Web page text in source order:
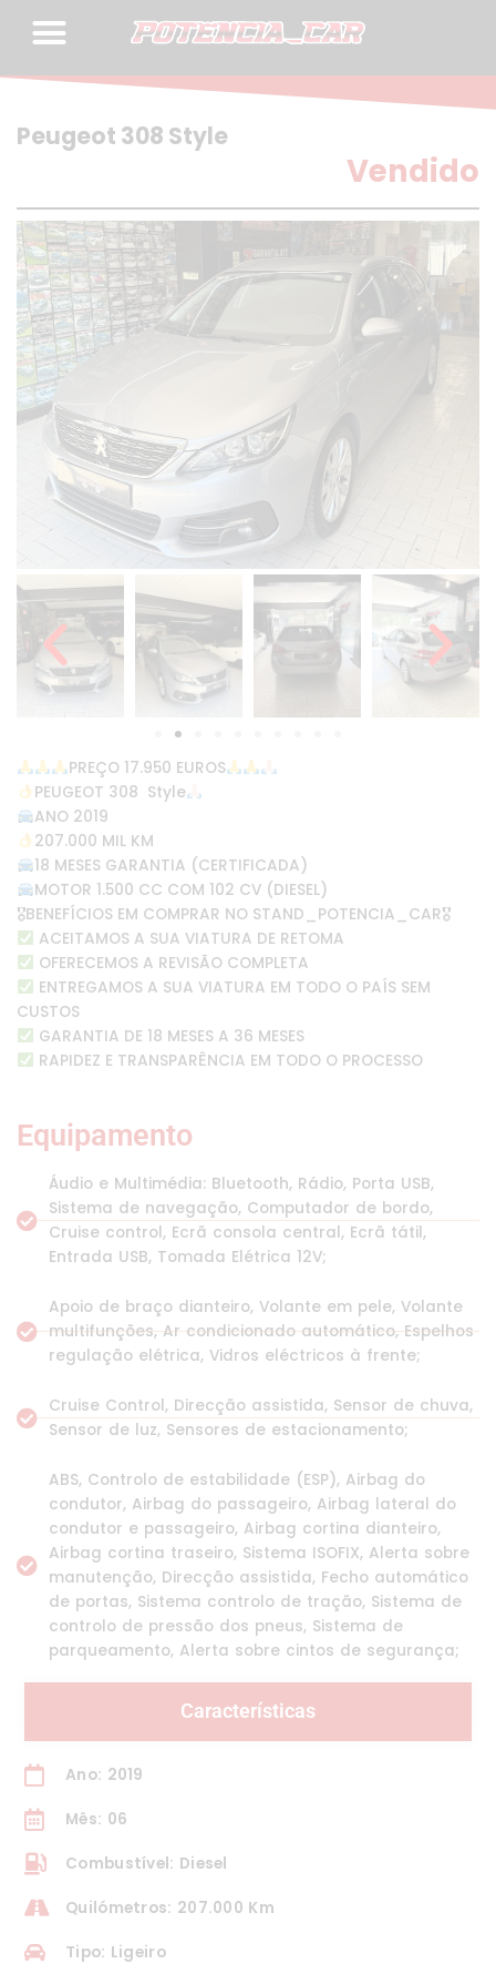
Peugeot 308 Style
Vendido
PREÇO 17.950 EUROS
PEUGEOT 308 Style
ANO 2019
207.000 MIL KM
18 MESES GARANTIA (CERTIFICADA)
MOTOR 1.500 CC COM 102 CV (DIESEL)
🎖BENEFÍCIOS EM COMPRAR NO STAND_POTENCIA_CAR🎖
ACEITAMOS A SUA VIATURA DE RETOMA
OFERECEMOS A REVISÃO COMPLETA
ENTREGAMOS A SUA VIATURA EM TODO O PAÍS SEM
CUSTOS
GARANTIA DE 18 MESES A 36 MESES
RAPIDEZ E TRANSPARÊNCIA EM TODO O PROCESSO
Equipamento
Áudio e Multimédia: Bluetooth, Rádio, Porta USB,
Sistema de navegação, Computador de bordo,
Cruise control, Ecrã consola central, Ecrã tátil,
Entrada USB, Tomada Elétrica 12V;
Apoio de braço dianteiro, Volante em pele, Volante
multifunções, Ar condicionado automático, Espelhos
regulação elétrica, Vidros eléctricos à frente;
Cruise Control, Direcção assistida, Sensor de chuva,
Sensor de luz, Sensores de estacionamento;
ABS, Controlo de estabilidade (ESP), Airbag do
condutor, Airbag do passageiro, Airbag lateral do
condutor e passageiro, Airbag cortina dianteiro,
Airbag cortina traseiro, Sistema ISOFIX, Alerta sobre
manutenção, Direcção assistida, Fecho automático
de portas, Sistema controlo de tração, Sistema de
controlo de pressão dos pneus, Sistema de
parqueamento, Alerta sobre cintos de segurança;
Características
Ano: 2019
Mês: 06
Combustível: Diesel
Quilómetros: 207.000 Km
Tipo: Ligeiro